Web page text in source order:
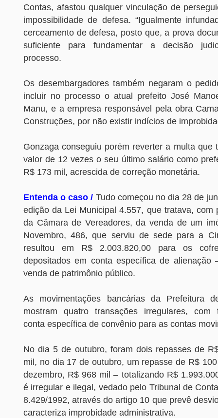
Contas, afastou qualquer vinculação de
impossibilidade de defesa. “Igualmente
cerceamento de defesa, posto que, a prova
suficiente para fundamentar a decisão
processo.
Os desembargadores também negaram o
incluir no processo o atual prefeito José
Manu, e a empresa responsável pela obra
Construções, por não existir indícios de
Gonzaga conseguiu porém reverter a multa que
valor de 12 vezes o seu último salário como
R$ 173 mil, acrescida de correção monetária.
Entenda o caso / Tudo começou no dia 28 de
edição da Lei Municipal 4.557, que tratava, com
da Câmara de Vereadores, da venda de um
Novembro, 486, que serviu de sede para a
resultou em R$ 2.003.820,00 para os
depositados em conta específica de alienação
venda de patrimônio público.
As movimentações bancárias da Prefeitura
mostram quatro transações irregulares, com
conta específica de convênio para as contas
No dia 5 de outubro, foram dois repasses de
mil, no dia 17 de outubro, um repasse de R$
dezembro, R$ 968 mil – totalizando R$
é irregular e ilegal, vedado pelo Tribunal de
8.429/1992, através do artigo 10 que prevê
caracteriza improbidade administrativa.